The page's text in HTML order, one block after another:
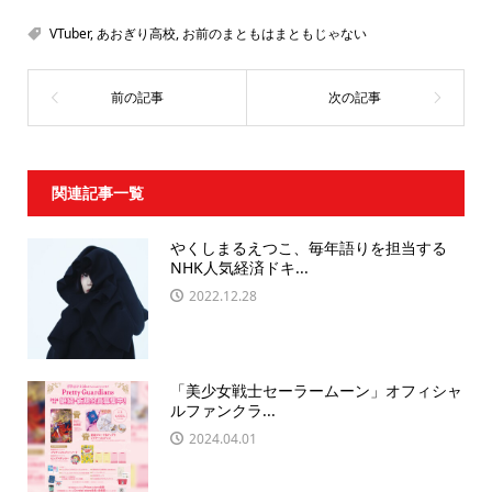
VTuber,あおぎり高校, お前のまともはまともじゃない
関連記事一覧
やくしまるえつこ、毎年語りを担当する
NHK人気経済ドキ...
2022.12.28
「美少女戦士セーラームーン」オフィシャ
ルファンクラ...
2024.04.01